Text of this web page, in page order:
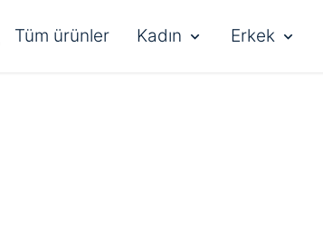
Tüm ürünler Kadın Erkek